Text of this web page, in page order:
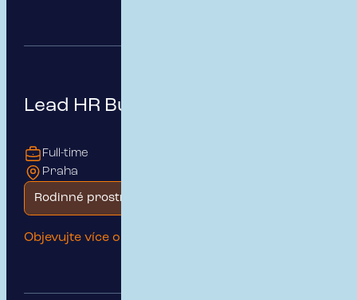
Lead HR Business Partner
Full-time
Praha
Objevujte více o této pozici
Rodinné prostředí